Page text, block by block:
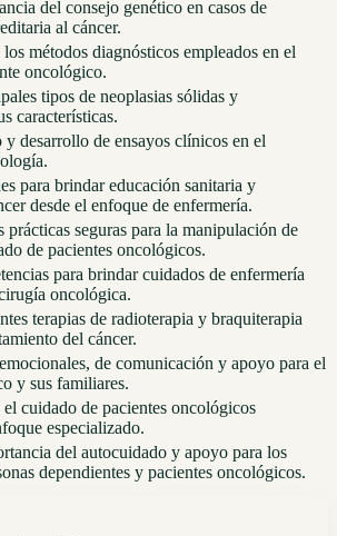
del consejo genético en casos de
al cáncer.
métodos diagnósticos empleados en el
oncológico.
tipos de neoplasias sólidas y
características.
y desarrollo de ensayos clínicos en el
para brindar educación sanitaria y
desde el enfoque de enfermería.
prácticas seguras para la manipulación de
de pacientes oncológicos.
para brindar cuidados de enfermería
oncológica.
terapias de radioterapia y braquiterapia
del cáncer.
de comunicación y apoyo para el
y sus familiares.
cuidado de pacientes oncológicos
especializado.
del autocuidado y apoyo para los
dependientes y pacientes oncológicos.